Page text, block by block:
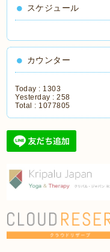
スケジュール
カウンター
Today : 1303
Yesterday :258
Total : 1077805